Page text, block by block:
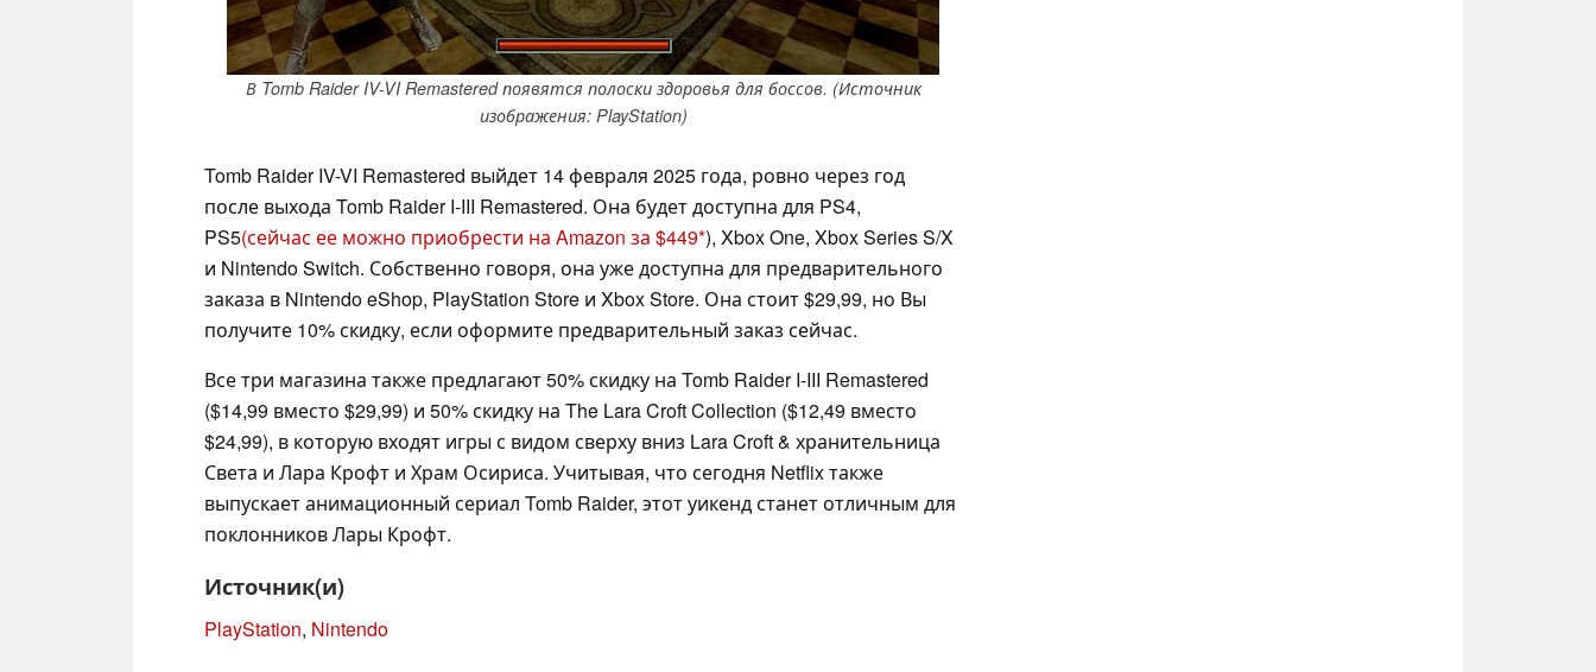
В Tomb Raider IV-VI Remastered появятся полоски здоровья для боссов. (Источник
изображения: PlayStation)
Tomb Raider IV-VI Remastered выйдет 14 февраля 2025 года, ровно через год
после выхода Tomb Raider I-III Remastered. Она будет доступна для PS4,
PS5(сейчас ее можно приобрести на Amazon за $449 ), Xbox One, Xbox Series S/X
и Nintendo Switch. Собственно говоря, она уже доступна для предварительного
заказа в Nintendo eShop, PlayStation Store и Xbox Store. Она стоит $29,99, но Вы
получите 10% скидку, если оформите предварительный заказ сейчас.
Все три магазина также предлагают 50% скидку на Tomb Raider I-III Remastered
($14,99 вместо $29,99) и 50% скидку на The Lara Croft Collection ($12,49 вместо
$24,99), в которую входят игры с видом сверху вниз Lara Croft & хранительница
Света и Лара Крофт и Храм Осириса. Учитывая, что сегодня Netflix также
выпускает анимационный сериал Tomb Raider, этот уикенд станет отличным для
поклонников Лары Крофт.
Источник(и)
PlayStation, Nintendo